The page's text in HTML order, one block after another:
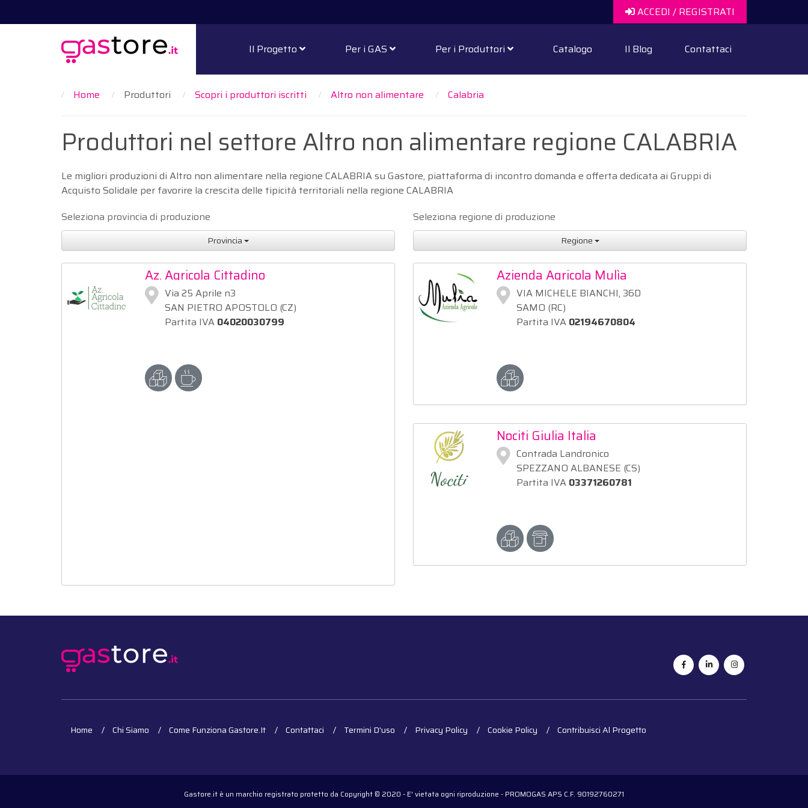
ACCEDI / REGISTRATI
Il Progetto Per i GAS Per i Produttori Catalogo Il Blog Contattaci
Home Produttori Scopri i produttori iscritti Altro non alimentare Calabria
Produttori nel settore Altro non alimentare regione CALABRIA
Le migliori produzioni di Altro non alimentare nella regione CALABRIA su Gastore, piattaforma di incontro domanda e offerta dedicata ai Gruppi di
Acquisto Solidale per favorire la crescita delle tipicità territoriali nella regione CALABRIA
Seleziona provincia di produzione
Provincia
Seleziona regione di produzione
Regione
Az. Agricola Cittadino
Via 25 Aprile n3
SAN PIETRO APOSTOLO (CZ)
Partita IVA 04020030799
Azienda Agricola Mulìa
VIA MICHELE BIANCHI, 36D
SAMO (RC)
Partita IVA 02194670804
Nociti Giulia Italia
Contrada Landronico
SPEZZANO ALBANESE (CS)
Partita IVA 03371260781
Home Chi Siamo Come Funziona Gastore.it Contattaci Termini D'uso Privacy Policy Cookie Policy Contribuisci Al Progetto
Gastore.it è un marchio registrato protetto da Copyright © 2020 - E' vietata ogni riproduzione - PROMOGAS APS C.F. 90192760271